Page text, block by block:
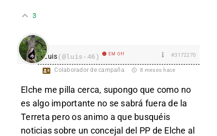
3
Luis(@luis-46) EM Off #3172270
Colaborador de campaña 8 meses hace
Elche me pilla cerca, supongo que como no
es algo importante no se sabrá fuera de la
Terreta pero os animo a que busquéis
noticias sobre un concejal del PP de Elche al